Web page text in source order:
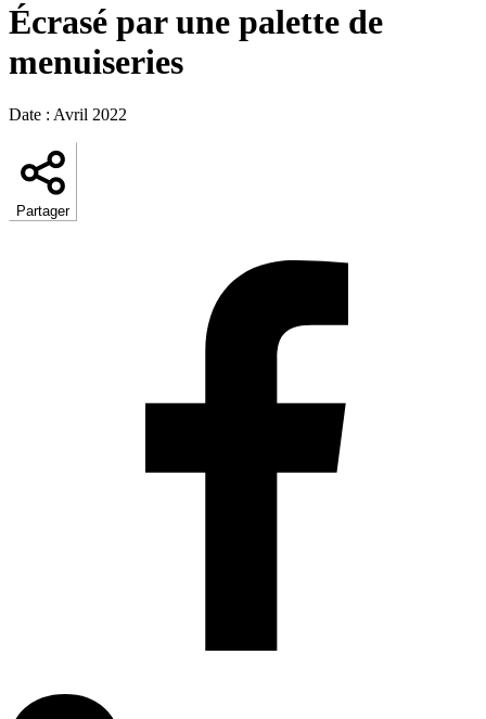
Écrasé par une palette de
menuiseries
Date : Avril 2022
Partager